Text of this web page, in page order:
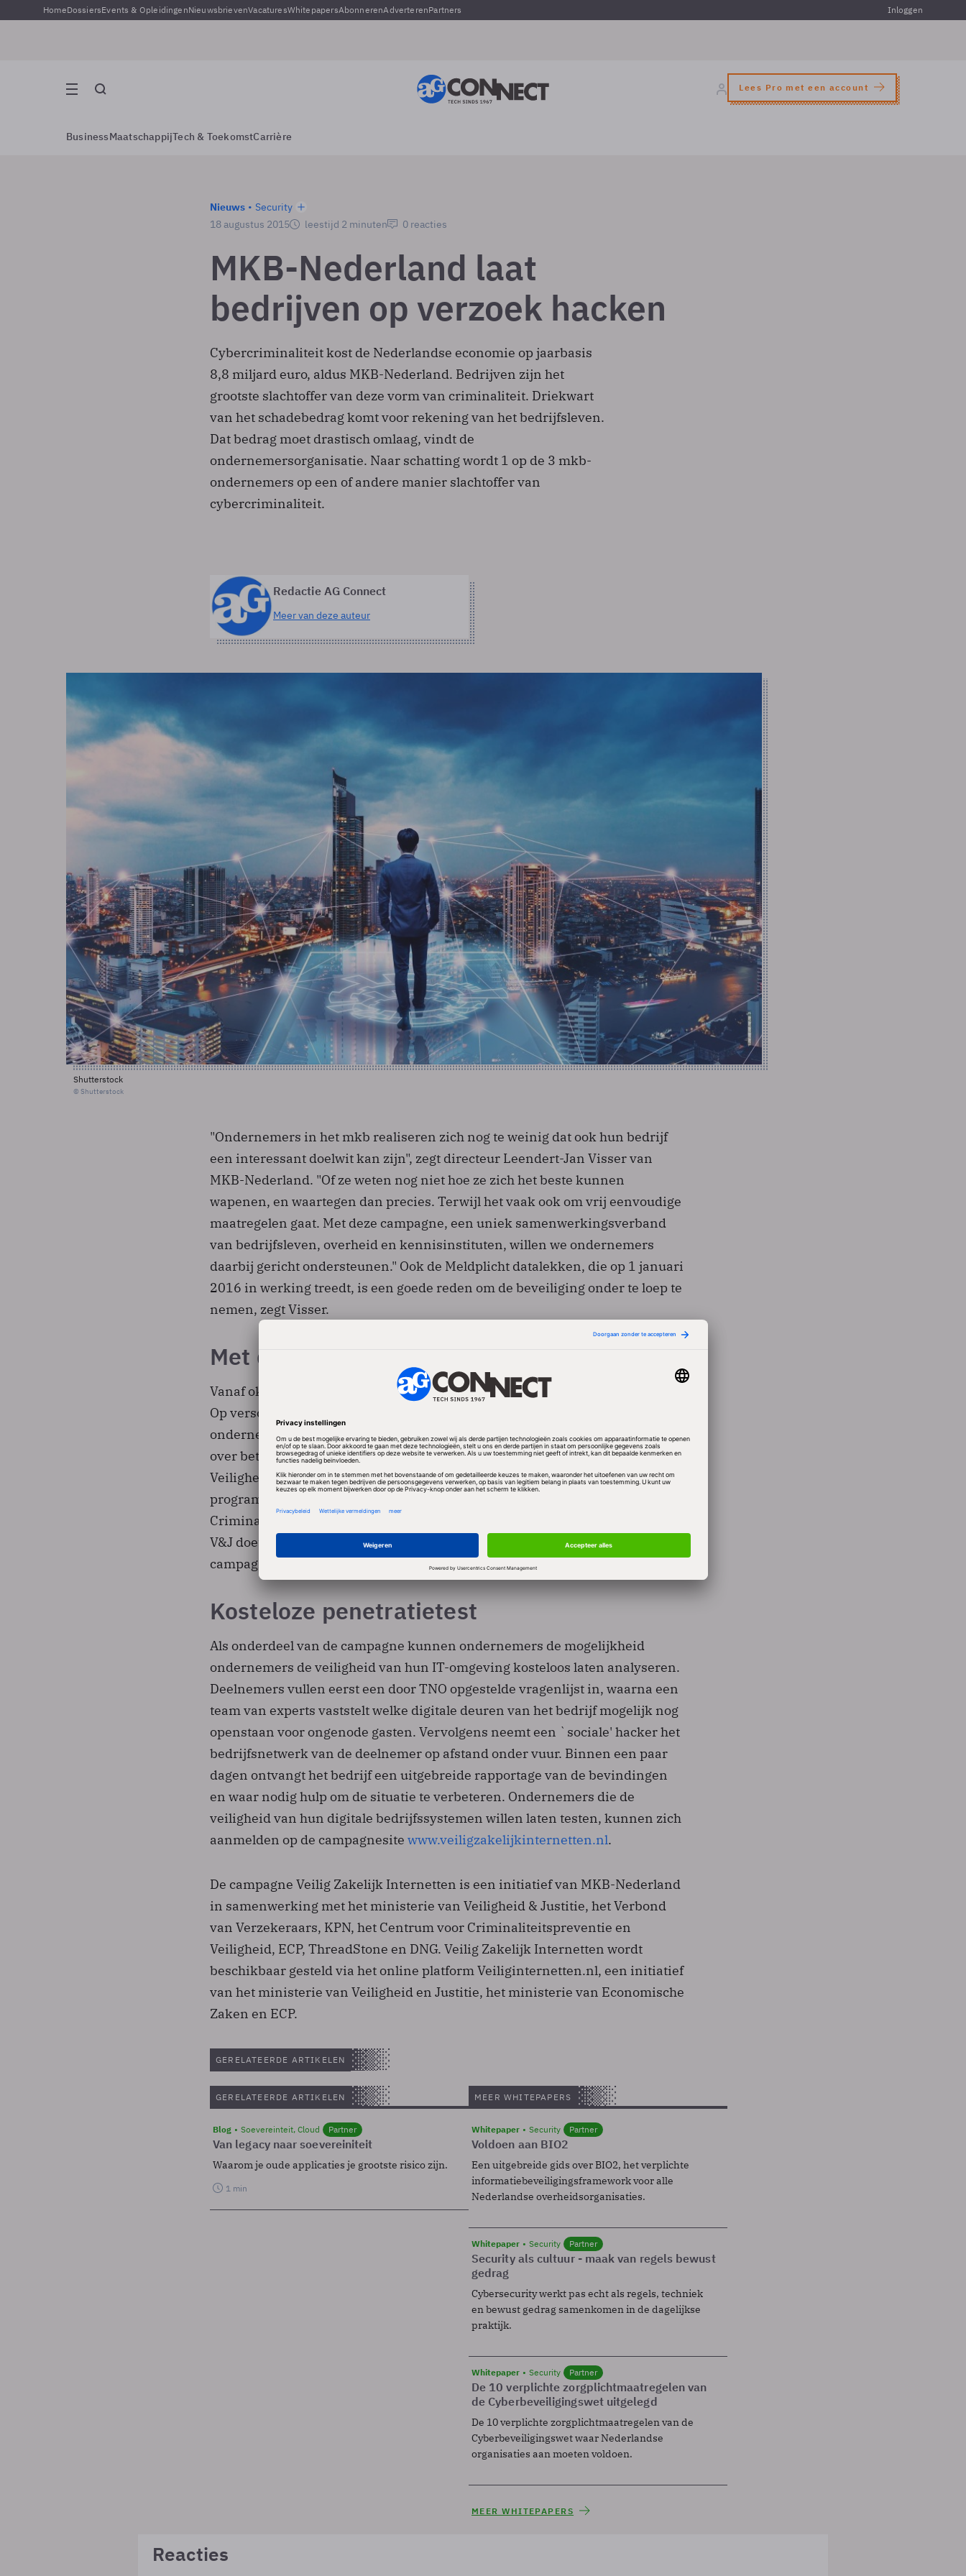
HomeDossiersEvents & OpleidingenNieuwsbrievenVacaturesWhitepapersAbonnerenAdverterenPartners Inloggen
Lees Pro met een account
BusinessMaatschappijTech & ToekomstCarrière
Nieuws
Security
18 augustus 2015
leestijd 2 minuten 0 reacties
MKB-Nederland laat
bedrijven op verzoek hacken
Cybercriminaliteit kost de Nederlandse economie op jaarbasis
8,8 miljard euro, aldus MKB-Nederland. Bedrijven zijn het
grootste slachtoffer van deze vorm van criminaliteit. Driekwart
van het schadebedrag komt voor rekening van het bedrijfsleven.
Dat bedrag moet drastisch omlaag, vindt de
ondernemersorganisatie. Naar schatting wordt 1 op de 3 mkb-
ondernemers op een of andere manier slachtoffer van
cybercriminaliteit.
Redactie AG Connect
Meer van deze auteur
Shutterstock
© Shutterstock
"Ondernemers in het mkb realiseren zich nog te weinig dat ook hun bedrijf
een interessant doelwit kan zijn", zegt directeur Leendert-Jan Visser van
MKB-Nederland. "Of ze weten nog niet hoe ze zich het beste kunnen
wapenen, en waartegen dan precies. Terwijl het vaak ook om vrij eenvoudige
maatregelen gaat. Met deze campagne, een uniek samenwerkingsverband
van bedrijfsleven, overheid en kennisinstituten, willen we ondernemers
daarbij gericht ondersteunen." Ook de Meldplicht datalekken, die op 1 januari
2016 in werking treedt, is een goede reden om de beveiliging onder te loep te
nemen, zegt Visser.
Met de bus op campagne
Vanaf oktober trekt een speciale campagnebus met promotieteam het land in.
Op verschillende plaatsen gaan deskundigen met
ondernemers/ondernemersverenigingen en lokale bestuurders in gesprek
over betere beveiliging van bedrijven tegen cybercriminaliteit.
Veiligheidsadvies, scans en workshops maken onderdeel uit van het
programma, dat in samenwerking met de Regionale Platforms
Criminaliteitsbestrijding wordt georganiseerd. Staatssecretaris Dijkhoff van
V&J doet de aftrap van de eerste roadshow op 2 oktober. Op die dag doet de
campagnebus Diemen, Amstelveen en Amsterdam-Zuid aan.
Kosteloze penetratietest
Als onderdeel van de campagne kunnen ondernemers de mogelijkheid
ondernemers de veiligheid van hun IT-omgeving kosteloos laten analyseren.
Deelnemers vullen eerst een door TNO opgestelde vragenlijst in, waarna een
team van experts vaststelt welke digitale deuren van het bedrijf mogelijk nog
openstaan voor ongenode gasten. Vervolgens neemt een `sociale' hacker het
bedrijfsnetwerk van de deelnemer op afstand onder vuur. Binnen een paar
dagen ontvangt het bedrijf een uitgebreide rapportage van de bevindingen
en waar nodig hulp om de situatie te verbeteren. Ondernemers die de
veiligheid van hun digitale bedrijfssystemen willen laten testen, kunnen zich
aanmelden op de campagnesite www.veiligzakelijkinternetten.nl.
De campagne Veilig Zakelijk Internetten is een initiatief van MKB-Nederland
in samenwerking met het ministerie van Veiligheid & Justitie, het Verbond
van Verzekeraars, KPN, het Centrum voor Criminaliteitspreventie en
Veiligheid, ECP, ThreadStone en DNG. Veilig Zakelijk Internetten wordt
beschikbaar gesteld via het online platform Veiliginternetten.nl, een initiatief
van het ministerie van Veiligheid en Justitie, het ministerie van Economische
Zaken en ECP.
GERELATEERDE ARTIKELEN
GERELATEERDE ARTIKELEN
Blog Soevereinteit, Cloud Partner
Van legacy naar soevereiniteit
Waarom je oude applicaties je grootste risico zijn.
1 min
MEER WHITEPAPERS
Whitepaper Security Partner
Voldoen aan BIO2
Een uitgebreide gids over BIO2, het verplichte
informatiebeveiligingsframework voor alle
Nederlandse overheidsorganisaties.
Whitepaper Security Partner
Security als cultuur - maak van regels bewust
gedrag
Cybersecurity werkt pas echt als regels, techniek
en bewust gedrag samenkomen in de dagelijkse
praktijk.
Whitepaper Security Partner
De 10 verplichte zorgplichtmaatregelen van
de Cyberbeveiligingswet uitgelegd
De 10 verplichte zorgplichtmaatregelen van de
Cyberbeveiligingswet waar Nederlandse
organisaties aan moeten voldoen.
MEER WHITEPAPERS
Reacties